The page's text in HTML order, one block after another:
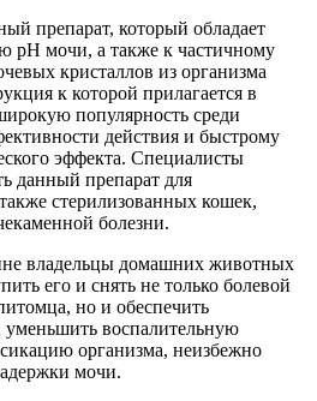
препарат, который обладает
рН мочи, а также к частичному
кристаллов из организма
к которой прилагается в
популярность среди
действия и быстрому
эффекта. Специалисты
данный препарат для
стерилизованных кошек,
болезни.
владельцы домашних животных
его и снять не только болевой
но и обеспечить
уменьшить воспалительную
организма, неизбежно
мочи.